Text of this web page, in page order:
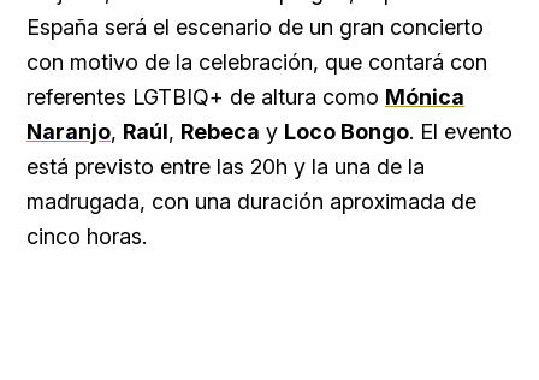
España será el escenario de un gran concierto
con motivo de la celebración, que contará con
referentes LGTBIQ+ de altura como Mónica
Naranjo, Raúl, Rebeca y Loco Bongo. El evento
está previsto entre las 20h y la una de la
madrugada, con una duración aproximada de
cinco horas.